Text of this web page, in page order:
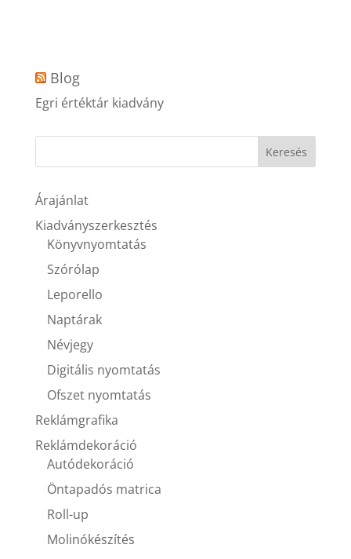
Blog
Egri értéktár kiadvány
Árajánlat
Kiadványszerkesztés
Könyvnyomtatás
Szórólap
Leporello
Naptárak
Névjegy
Digitális nyomtatás
Ofszet nyomtatás
Reklámgrafika
Reklámdekoráció
Autódekoráció
Öntapadós matrica
Roll-up
Molinókészítés